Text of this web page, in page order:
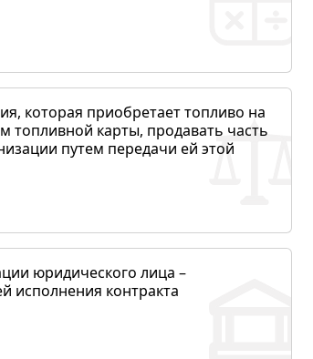
которая приобретает топливо на
топливной карты, продавать часть
путем передачи ей этой
юридического лица –
исполнения контракта